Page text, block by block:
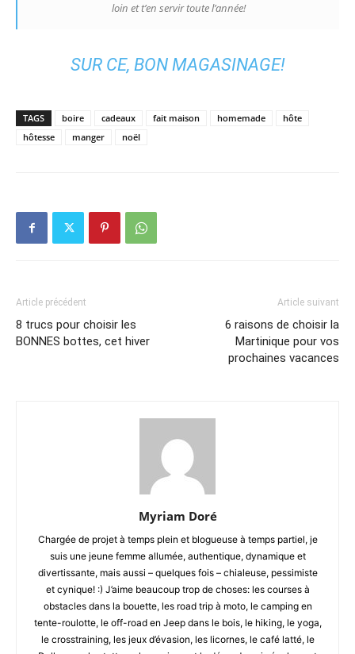
loin et t’en servir toute l’année!
SUR CE, BON MAGASINAGE!
TAGS boire cadeaux fait maison homemade
hôte
hôtesse
manger noël
Article précédent
8 trucs pour choisir les
BONNES bottes, cet hiver
Article suivant
6 raisons de choisir la
Martinique pour vos
prochaines vacances
Myriam Doré
Chargée de projet à temps plein et blogueuse à temps partiel, je
suis une jeune femme allumée, authentique, dynamique et
divertissante, mais aussi – quelques fois – chialeuse, pessimiste
et cynique! :) J’aime beaucoup trop de choses: les courses à
obstacles dans la bouette, les road trip à moto, le camping en
tente-roulotte, le off-road en Jeep dans le bois, le hiking, le yoga,
le crosstraining, les jeux d’évasion, les licornes, le café latté, le